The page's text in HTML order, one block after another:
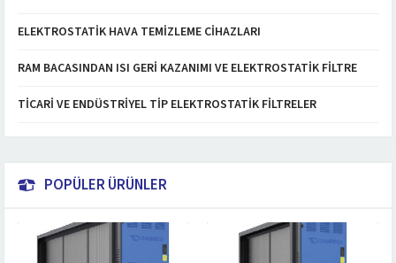
ELEKTROSTATIK HAVA TEMIZLEME CIHAZLARI
RAM BACASINDAN ISI GERI KAZANIMI VE ELEKTROSTATIK FILTRE
TICARI VE ENDÜSTRIYEL TIP ELEKTROSTATIK FILTRELER
POPÜLER ÜRÜNLER